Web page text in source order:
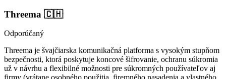
Threema 🇨🇭
Odporúčaný
Threema je švajčiarska komunikačná platforma s vysokým stupňom
bezpečnosti, ktorá poskytuje koncové šifrovanie, ochranu súkromia
už v návrhu a flexibilné možnosti pre súkromných používateľov aj